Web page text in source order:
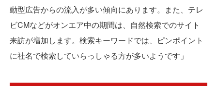
動型広告からの流入が多い傾向にあります。また、テレ
ビCMなどがオンエア中の期間は、自然検索でのサイト
来訪が増加します。検索キーワードでは、ピンポイント
に社名で検索していらっしゃる方が多いようです」